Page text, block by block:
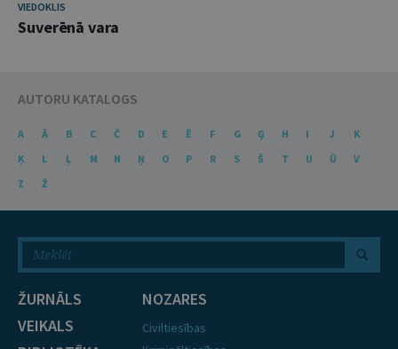
VIEDOKLIS
Suverēnā vara
AUTORU KATALOGS
A Ā B C Č D E Ē F G Ģ H I J
K
Ķ
L Ļ M N Ņ O P R S Š T U Ū
V
Z
Ž
ŽURNĀLS
VEIKALS
NOZARES
Civiltiesības